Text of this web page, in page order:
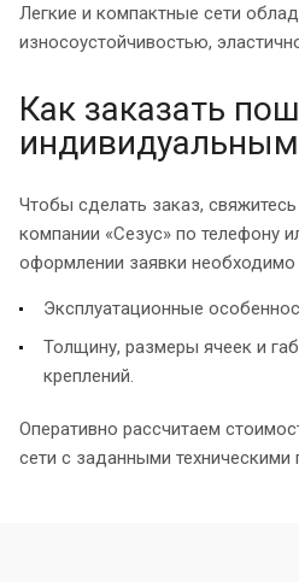
Легкие и компактные сети
износоустойчивостью,
Как заказать
Чтобы сделать заказ,
компании «Сезус» по телефону
оформлении заявки необходимо
Эксплуатационные
Толщину, размеры ячеек и
креплений.
Оперативно рассчитаем
сети с заданными техническими